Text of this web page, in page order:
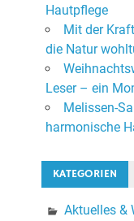
Hautpflege
Mit der
die Natur
Leser – ein
Melissen-
harmonische
KATEGORIEN
Aktuelles &